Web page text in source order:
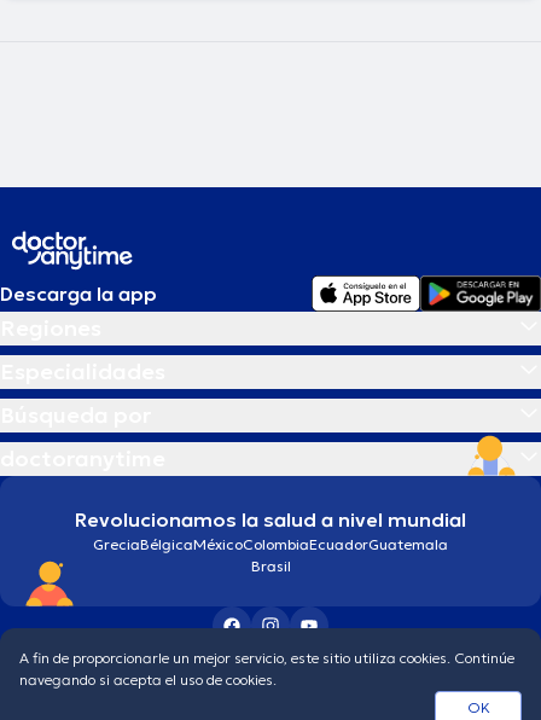
Descarga la app
Revolucionamos la salud a nivel mundial
GreciaBélgicaMéxicoColombiaEcuadorGuatemala
Brasil
Condiciones generales
Política de protección de los datos personales
A fin de proporcionarle un mejor servicio, este sitio utiliza cookies. Continúe
navegando si acepta el uso de cookies.
OK